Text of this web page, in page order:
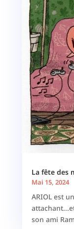
La fête des
Mai 15, 2024
ARIOL est
son ami